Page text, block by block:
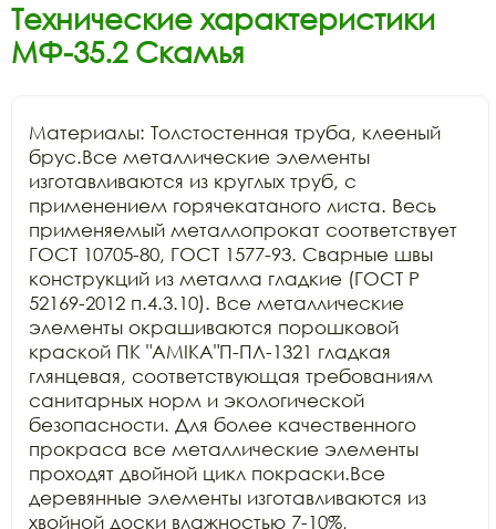
Технические характеристики
МФ-35.2 Скамья
Материалы: Толстостенная труба, клееный
брус.Все металлические элементы
изготавливаются из круглых труб, с
применением горячекатаного листа. Весь
применяемый металлопрокат соответствует
ГОСТ 10705-80, ГОСТ 1577-93. Сварные швы
конструкций из металла гладкие (ГОСТ Р
52169-2012 п.4.3.10). Все металлические
элементы окрашиваются порошковой
краской ПК "АМIKA"П-ПЛ-1321 гладкая
глянцевая, соответствующая требованиям
санитарных норм и экологической
безопасности. Для более качественного
прокраса все металлические элементы
проходят двойной цикл покраски.Все
деревянные элементы изготавливаются из
хвойной доски влажностью 7-10%,